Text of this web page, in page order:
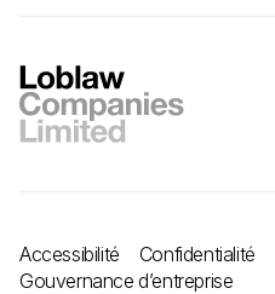
Accessibilité Confidentialité
Gouvernance d’entreprise